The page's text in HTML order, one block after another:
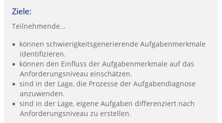
Ziele:
Teilnehmende…
können schwierigkeitsgenerierende Aufgabenmerkmale
identifizieren.
können den Einfluss der Aufgabenmerkmale auf das
Anforderungsniveau einschätzen.
sind in der Lage, die Prozesse der Aufgabendiagnose
anzuwenden.
sind in der Lage, eigene Aufgaben differenziert nach
Anforderungsniveau zu erstellen.